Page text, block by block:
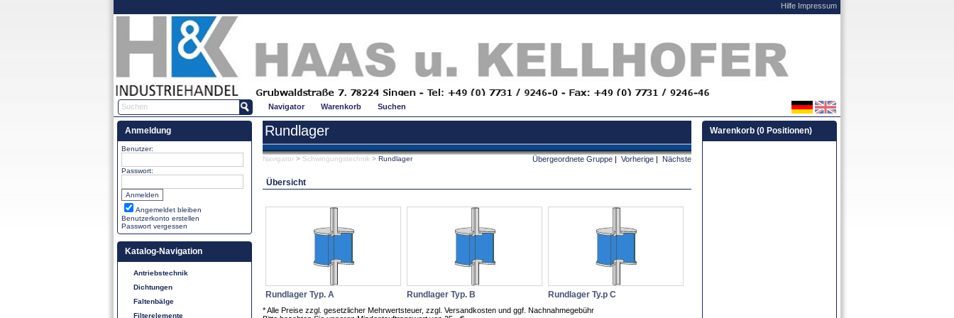
Hilfe Impressum
Navigator Warenkorb Suchen
Anmeldung
Benutzer:
Passwort:
Angemeldet bleiben
Benutzerkonto erstellen
Passwort vergessen
Katalog-Navigation
Antriebstechnik
Dichtungen
Faltenbälge
Filterelemente
Warenkorb (0 Positionen)
Rundlager
Navigator > Schwingungstechnik > Rundlager Übergeordnete Gruppe | Vorherige | Nächste
Übersicht
Rundlager Typ. A Rundlager Typ. B Rundlager Ty.p C
* Alle Preise zzgl. gesetzlicher Mehrwertsteuer, zzgl. Versandkosten und ggf. Nachnahmegebühr